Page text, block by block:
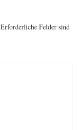
Erforderliche Felder sind